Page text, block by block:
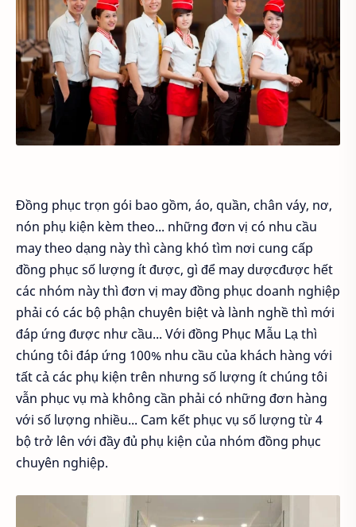
Đồng phục trọn gói bao gồm, áo, quần, chân váy, nơ,
nón phụ kiện kèm theo... những đơn vị có nhu cầu
may theo dạng này thì càng khó tìm nơi cung cấp
đồng phục số lượng ít được, gì để may dượcđược hết
các nhóm này thì đơn vị may đồng phục doanh nghiệp
phải có các bộ phận chuyên biệt và lành nghề thì mới
đáp ứng được như cầu... Với đồng Phục Mẫu Lạ thì
chúng tôi đáp ứng 100% nhu cầu của khách hàng với
tất cả các phụ kiện trên nhưng số lượng ít chúng tôi
vẫn phục vụ mà không cần phải có những đơn hàng
với số lượng nhiều... Cam kết phục vụ số lượng từ 4
bộ trở lên với đầy đủ phụ kiện của nhóm đồng phục
chuyên nghiệp.